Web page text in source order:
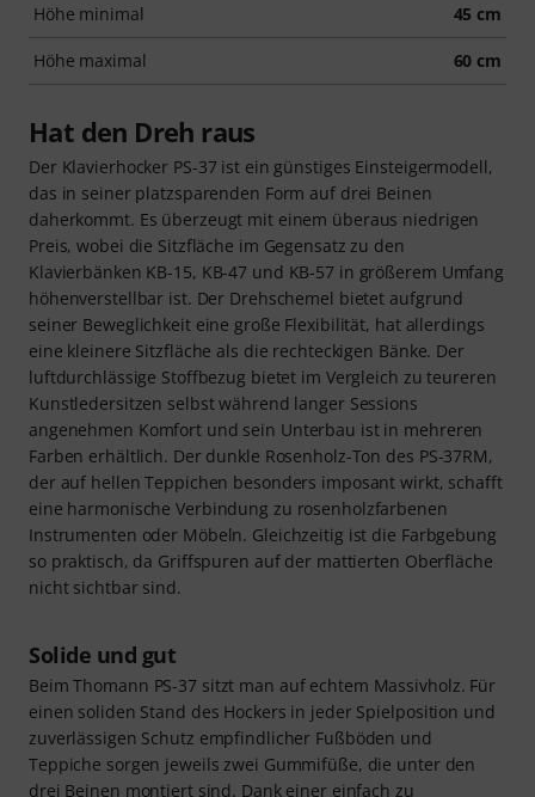
Höhe minimal 45 cm
Höhe maximal 60 cm
Hat den Dreh raus
Der Klavierhocker PS-37 ist ein günstiges Einsteigermodell,
das in seiner platzsparenden Form auf drei Beinen
daherkommt. Es überzeugt mit einem überaus niedrigen
Preis, wobei die Sitzfläche im Gegensatz zu den
Klavierbänken KB-15, KB-47 und KB-57 in größerem Umfang
höhenverstellbar ist. Der Drehschemel bietet aufgrund
seiner Beweglichkeit eine große Flexibilität, hat allerdings
eine kleinere Sitzfläche als die rechteckigen Bänke. Der
luftdurchlässige Stoffbezug bietet im Vergleich zu teureren
Kunstledersitzen selbst während langer Sessions
angenehmen Komfort und sein Unterbau ist in mehreren
Farben erhältlich. Der dunkle Rosenholz-Ton des PS-37RM,
der auf hellen Teppichen besonders imposant wirkt, schafft
eine harmonische Verbindung zu rosenholzfarbenen
Instrumenten oder Möbeln. Gleichzeitig ist die Farbgebung
so praktisch, da Griffspuren auf der mattierten Oberfläche
nicht sichtbar sind.
Solide und gut
Beim Thomann PS-37 sitzt man auf echtem Massivholz. Für
einen soliden Stand des Hockers in jeder Spielposition und
zuverlässigen Schutz empfindlicher Fußböden und
Teppiche sorgen jeweils zwei Gummifüße, die unter den
drei Beinen montiert sind. Dank einer einfach zu